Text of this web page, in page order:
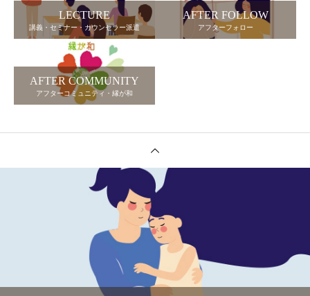
LECTURE
講義・セミナー・カウンセラー派遣
AFTER FOLLOW
アフターフォロー
AFTER COMMUNITY
アフターコミュニティ・縁が和